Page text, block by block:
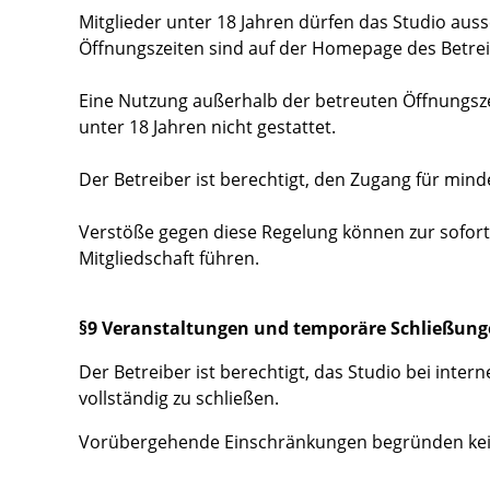
Mitglieder unter 18 Jahren dürfen das Studio
Öffnungszeiten sind auf der Homepage des
Eine Nutzung außerhalb der betreuten
unter 18 Jahren nicht gestattet.
Der Betreiber ist berechtigt, den Zugang für
Verstöße gegen diese Regelung können zur
Mitgliedschaft führen.
§9 Veranstaltungen und temporäre
Der Betreiber ist berechtigt, das Studio bei
vollständig zu schließen.
Vorübergehende Einschränkungen begründen